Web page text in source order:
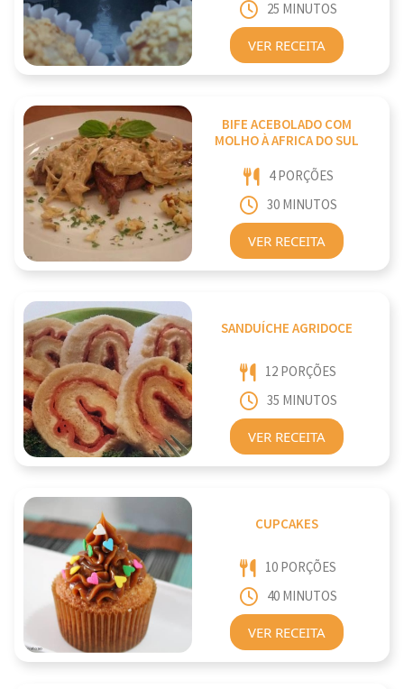
25 MINUTOS
VER RECEITA
BIFE ACEBOLADO COM
MOLHO À AFRICA DO SUL
4 PORÇÕES
30 MINUTOS
VER RECEITA
SANDUÍCHE AGRIDOCE
12 PORÇÕES
35 MINUTOS
VER RECEITA
CUPCAKES
10 PORÇÕES
40 MINUTOS
VER RECEITA